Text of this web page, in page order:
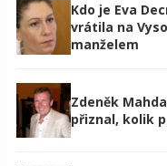
Kdo je Eva
vrátila na
manželem
Zdeněk
přiznal, kolik